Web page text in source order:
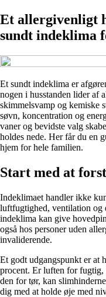
Et allergivenligt
sundt indeklima
Et sundt indeklima er
nogen i husstanden lider af
skimmelsvamp og kemiske
søvn, koncentration og
vaner og bevidste valg
holdes nede. Her får du en
hjem for hele familien.
Start med at
Indeklimaet handler ikke
luftfugtighed, ventilation og
indeklima kan give
også hos personer uden
invaliderende.
Et godt udgangspunkt er at
procent. Er luften for fugtig,
den for tør, kan
dig med at holde øje med